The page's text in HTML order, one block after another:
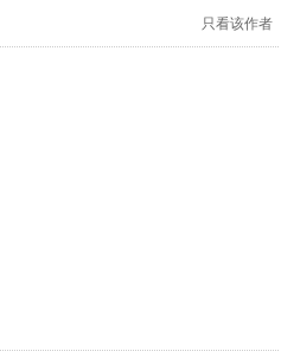
只看该作者